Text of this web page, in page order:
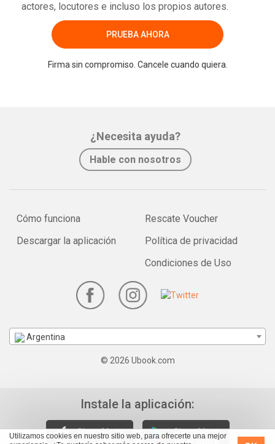
Utilizamos cookies en nuestro sitio web, para ofrecerte una mejor
actores, locutores e incluso los propios autores.
PRUEBA AHORA
Firma sin compromiso. Cancele cuando quiera.
¿Necesita ayuda?
Hable con nosotros
Cómo funciona
Descargar la aplicación
Rescate Voucher
Política de privacidad
Condiciones de Uso
Argentina
© 2026 Ubook.com
Instale la aplicación: